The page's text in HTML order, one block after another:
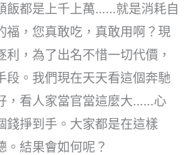
飯都是上千上萬……就是消耗自
福，您真敢吃，真敢用啊？現
利，為了出名不惜一切代價，
段。我們現在天天看這個奔馳
，看人家當官當這麼大……心
錢掙到手。大家都是在這樣
。結果會如何呢？